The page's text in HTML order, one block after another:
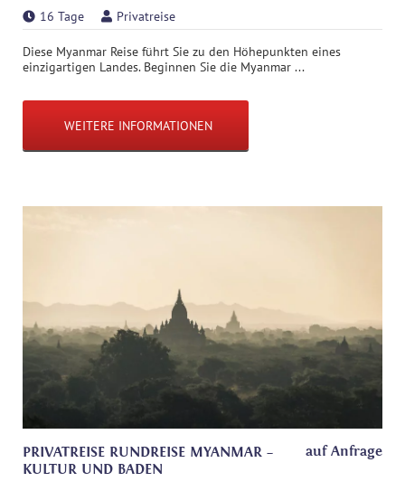
16 Tage Privatreise
Diese Myanmar Reise führt Sie zu den Höhepunkten eines
einzigartigen Landes. Beginnen Sie die Myanmar ...
WEITERE INFORMATIONEN
PRIVATREISE RUNDREISE MYANMAR –
KULTUR UND BADEN
auf Anfrage